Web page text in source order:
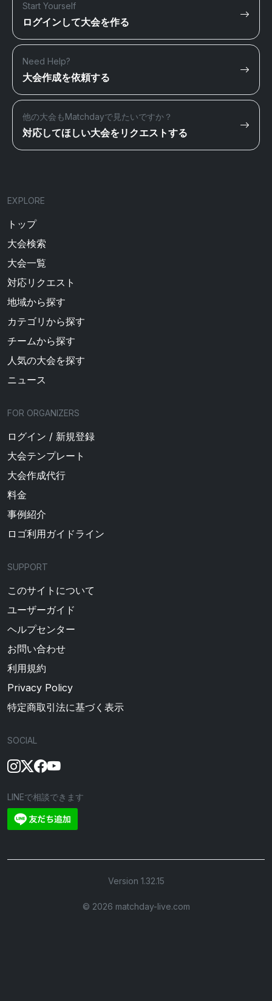
Start Yourself
ログインして大会を作る
Need Help?
大会作成を依頼する
他の大会もMatchdayで見たいですか？
対応してほしい大会をリクエストする
EXPLORE
トップ
大会検索
大会一覧
対応リクエスト
地域から探す
カテゴリから探す
チームから探す
人気の大会を探す
ニュース
FOR ORGANIZERS
ログイン / 新規登録
大会テンプレート
大会作成代行
料金
事例紹介
ロゴ利用ガイドライン
SUPPORT
このサイトについて
ユーザーガイド
ヘルプセンター
お問い合わせ
利用規約
Privacy Policy
特定商取引法に基づく表示
SOCIAL
LINEで相談できます
Version 1.32.15
©︎ 2026 matchday-live.com